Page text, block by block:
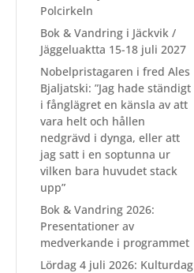
Polcirkeln
Bok & Vandring i Jäckvik /
Jäggeluaktta 15-18 juli 2027
Nobelpristagaren i fred Ales
Bjaljatski: ”Jag hade ständigt
i fånglägret en känsla av att
vara helt och hållen
nedgrävd i dynga, eller att
jag satt i en soptunna ur
vilken bara huvudet stack
upp”
Bok & Vandring 2026:
Presentationer av
medverkande i programmet
Lördag 4 juli 2026: Kulturdag